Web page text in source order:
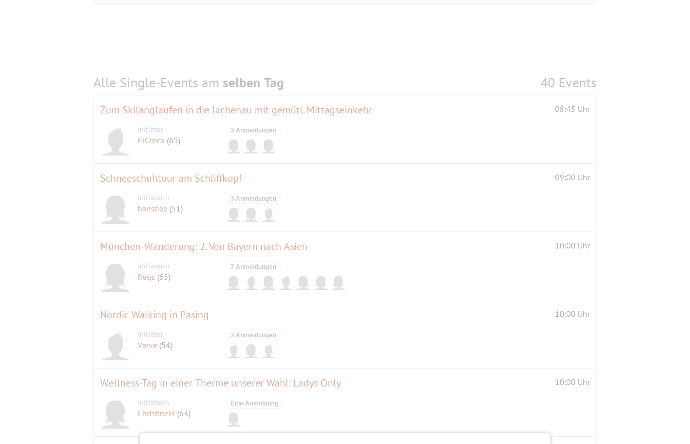
Alle Single-Events am selben Tag 40 Events
Zum Skilanglaufen in die Jachenau mit gemütl. Mittagseinkehr 08:45 Uhr
Initiator
ElGreco (65)
3 Anmeldungen
Schneeschuhtour am Schliffkopf 09:00 Uhr
Initiatorin
banshee (51)
3 Anmeldungen
München-Wanderung: 2. Von Bayern nach Asien 10:00 Uhr
Initiatorin
Regs (65)
7 Anmeldungen
Nordic Walking in Pasing 10:00 Uhr
Initiator
Verve (54)
3 Anmeldungen
Wellness-Tag in einer Therme unserer Wahl: Ladys Only 10:00 Uhr
Initiatorin
ChristineM (63)
Eine Anmeldung